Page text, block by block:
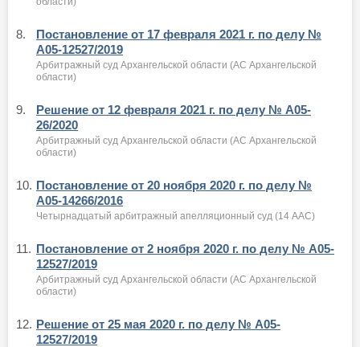
8.
Постановление от 17 февраля 2021 г. по делу №
А05-12527/2019
Арбитражный суд Архангельской области (АС Архангельской
области)
9.
Решение от 12 февраля 2021 г. по делу № А05-
26/2020
Арбитражный суд Архангельской области (АС Архангельской
области)
10. Постановление от 20 ноября 2020 г. по делу №
А05-14266/2016
Четырнадцатый арбитражный апелляционный суд (14 ААС)
11. Постановление от 2 ноября 2020 г. по делу № А05-
12527/2019
Арбитражный суд Архангельской области (АС Архангельской
области)
12. Решение от 25 мая 2020 г. по делу № А05-
12527/2019